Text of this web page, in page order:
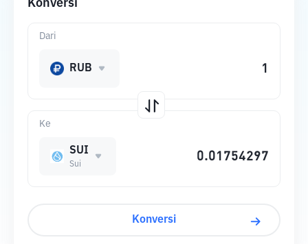
Konversi
Ke
SUI
Sui
Dari
RUB
Konversi